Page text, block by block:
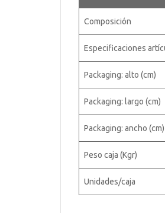
Composición
Especificaciones
Packaging: alto (cm)
Packaging: largo (cm)
Packaging: ancho (cm)
Peso caja (Kgr)
Unidades/caja